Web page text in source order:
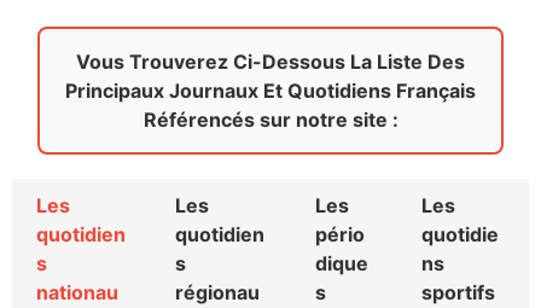
Vous Trouverez Ci-Dessous La Liste Des
Principaux Journaux Et Quotidiens Français
Référencés sur notre site :
Les
quotidien
s
nationau
Les
quotidien
s
régionau
Les
pério
dique
s
Les
quotidie
ns
sportifs